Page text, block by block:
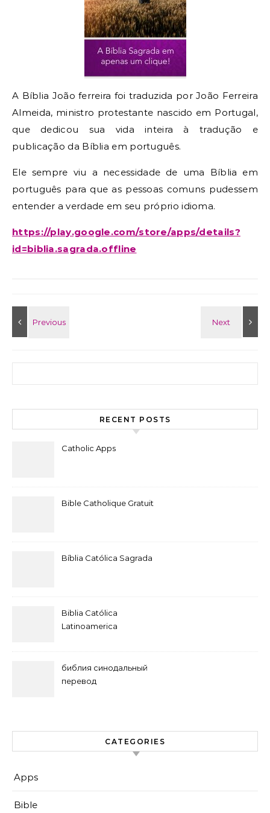
A Bíblia João ferreira foi traduzida por João Ferreira
Almeida, ministro protestante nascido em Portugal,
que dedicou sua vida inteira à tradução e
publicação da Bíblia em português.
Ele sempre viu a necessidade de uma Bíblia em
português para que as pessoas comuns pudessem
entender a verdade em seu próprio idioma.
https://play.google.com/store/apps/details?
id=biblia.sagrada.offline
RECENT POSTS
Catholic Apps
Bible Catholique Gratuit
Bíblia Católica Sagrada
Biblia Católica
Latinoamerica
библия синодальный
перевод
CATEGORIES
Apps
Bible